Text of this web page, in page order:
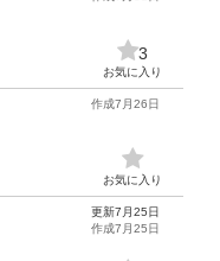
3
お気に入り
作成7月26日
お気に入り
更新7月25日
作成7月25日